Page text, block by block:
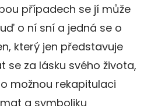
případech se jí může
o ní sní a jedná se o
který jen představuje
se za lásku svého života,
možnou rekapitulaci
a symboliku